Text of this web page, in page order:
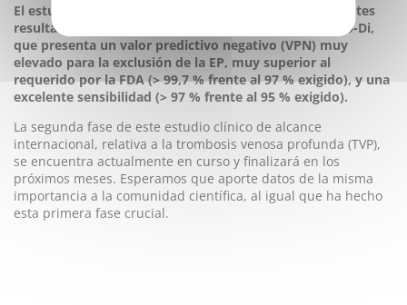
El estudio también ha permitido confirmar los excelentes
resultados diagnósticos de la prueba STA®-Liatest® D-Di,
que presenta un valor predictivo negativo (VPN) muy
elevado para la exclusión de la EP, muy superior al
requerido por la FDA (> 99,7 % frente al 97 % exigido), y una
excelente sensibilidad (> 97 % frente al 95 % exigido).
La segunda fase de este estudio clínico de alcance
internacional, relativa a la trombosis venosa profunda (TVP),
se encuentra actualmente en curso y finalizará en los
próximos meses. Esperamos que aporte datos de la misma
importancia a la comunidad científica, al igual que ha hecho
esta primera fase crucial.